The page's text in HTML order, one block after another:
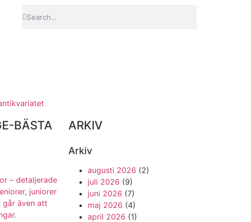
BÄSTA
– detaljerade
juniorer
går även att
ARKIV
Arkiv
augusti 2026 (2)
juli 2026 (9)
juni 2026 (7)
maj 2026 (4)
april 2026 (1)